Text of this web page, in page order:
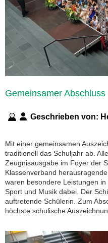
Gemeinsamer Abschluss
Geschrieben von:
Mit einer gemeinsamen
traditionell das Schuljahr ab.
Zeugnisausgabe im Foyer der
Klassenverband
waren besondere Leistungen
Sport und Musik dabei. Der
auftretende Schülerin. Zum
höchste schulische